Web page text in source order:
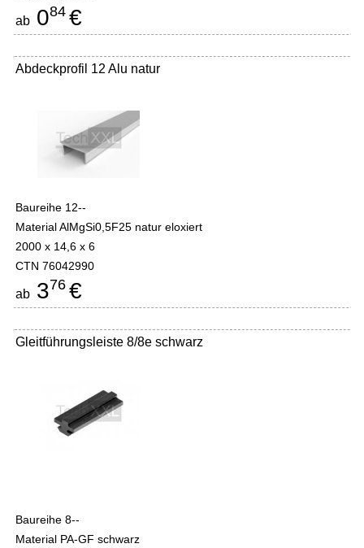
ab 084 €
Abdeckprofil 12 Alu natur
Baureihe 12--
Material AlMgSi0,5F25 natur eloxiert
2000 x 14,6 x 6
CTN 76042990
ab 376 €
Gleitführungsleiste 8/8e schwarz
Baureihe 8--
Material PA-GF schwarz